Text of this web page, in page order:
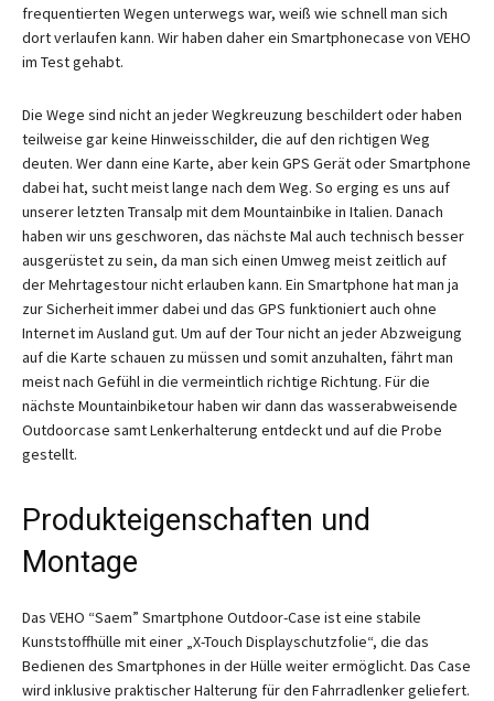
frequentierten Wegen unterwegs war, weiß wie schnell man sich
dort verlaufen kann. Wir haben daher ein Smartphonecase von VEHO
im Test gehabt.
Die Wege sind nicht an jeder Wegkreuzung beschildert oder haben
teilweise gar keine Hinweisschilder, die auf den richtigen Weg
deuten. Wer dann eine Karte, aber kein GPS Gerät oder Smartphone
dabei hat, sucht meist lange nach dem Weg. So erging es uns auf
unserer letzten Transalp mit dem Mountainbike in Italien. Danach
haben wir uns geschworen, das nächste Mal auch technisch besser
ausgerüstet zu sein, da man sich einen Umweg meist zeitlich auf
der Mehrtagestour nicht erlauben kann. Ein Smartphone hat man ja
zur Sicherheit immer dabei und das GPS funktioniert auch ohne
Internet im Ausland gut. Um auf der Tour nicht an jeder Abzweigung
auf die Karte schauen zu müssen und somit anzuhalten, fährt man
meist nach Gefühl in die vermeintlich richtige Richtung. Für die
nächste Mountainbiketour haben wir dann das wasserabweisende
Outdoorcase samt Lenkerhalterung entdeckt und auf die Probe
gestellt.
Produkteigenschaften und
Montage
Das VEHO “Saem” Smartphone Outdoor-Case ist eine stabile
Kunststoffhülle mit einer „X-Touch Displayschutzfolie“, die das
Bedienen des Smartphones in der Hülle weiter ermöglicht. Das Case
wird inklusive praktischer Halterung für den Fahrradlenker geliefert.